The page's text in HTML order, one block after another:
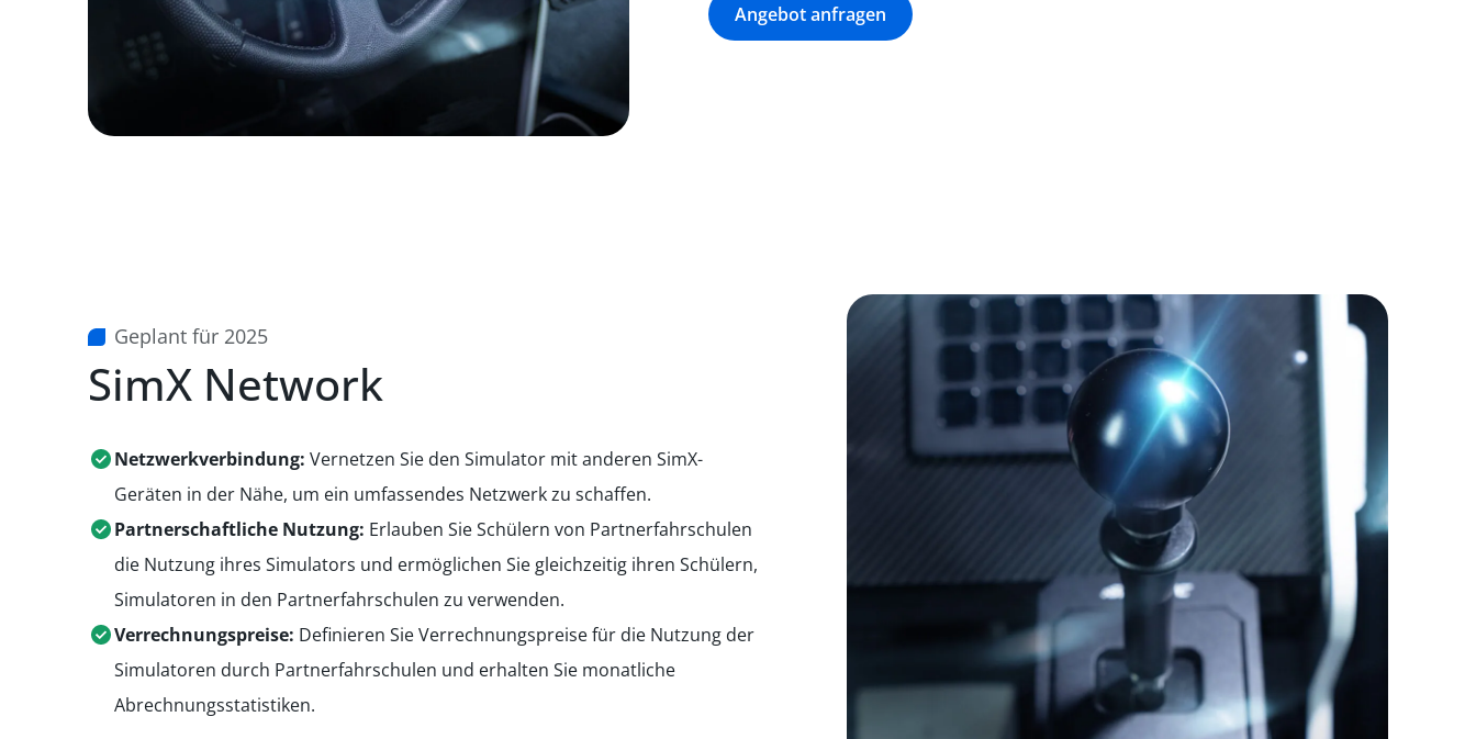
Angebot anfragen
Geplant für 2025
SimX Network
Netzwerkverbindung: Vernetzen Sie den Simulator mit anderen SimX-
Geräten in der Nähe, um ein umfassendes Netzwerk zu schaffen.
Partnerschaftliche Nutzung: Erlauben Sie Schülern von Partnerfahrschulen
die Nutzung ihres Simulators und ermöglichen Sie gleichzeitig ihren Schülern,
Simulatoren in den Partnerfahrschulen zu verwenden.
Verrechnungspreise: Definieren Sie Verrechnungspreise für die Nutzung der
Simulatoren durch Partnerfahrschulen und erhalten Sie monatliche
Abrechnungsstatistiken.